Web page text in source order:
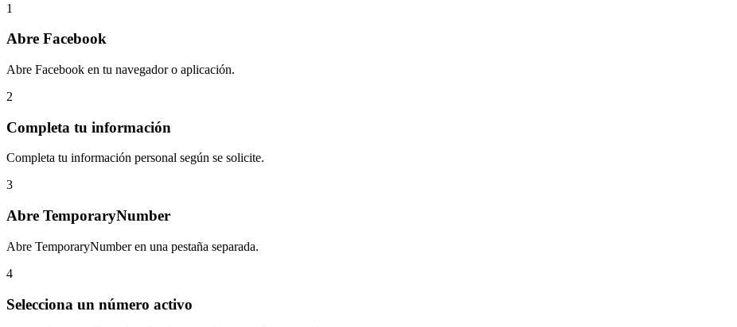
1
Abre Facebook
Abre Facebook en tu navegador o aplicación.
2
Completa tu información
Completa tu información personal según se solicite.
3
Abre TemporaryNumber
Abre TemporaryNumber en una pestaña separada.
4
Selecciona un número activo